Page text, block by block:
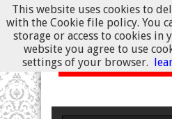
This website uses cookies to
with the Cookie file policy. You
storage or access to cookies
website you agree to use
settings of your browser.